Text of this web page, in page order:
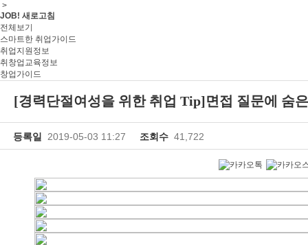
>
JOB! 새로고침
전체보기
스마트한 취업가이드
취업지원정보
취창업교육정보
창업가이드
[경력단절여성을 위한 취업 Tip]면접 질문에 숨
등록일 2019-05-03 11:27 조회수 41,722